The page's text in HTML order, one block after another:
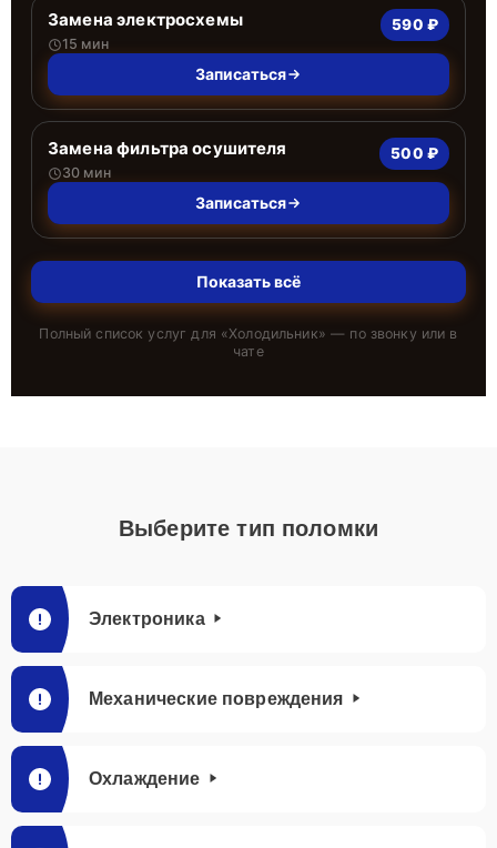
Замена электросхемы
15 мин
590 ₽
Записаться
Замена фильтра осушителя
30 мин
500 ₽
Записаться
Показать всё
Полный список услуг для «Холодильник» — по звонку или в
чате
Выберите тип поломки
Электроника
Механические повреждения
Охлаждение